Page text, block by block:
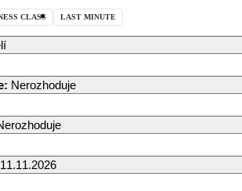
CLASS LAST MINUTE
: Nerozhoduje